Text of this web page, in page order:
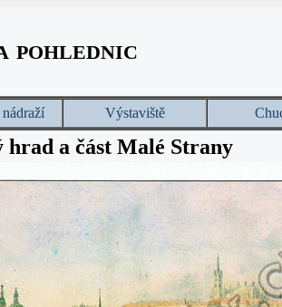
pohlednic
Výstaviště
hrad a část Malé Strany